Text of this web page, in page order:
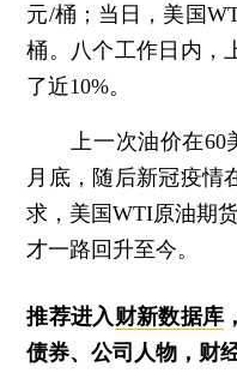
元/桶；当日，美国
桶。八个工作日内，
了近10%。
上一次油价在60美
月底，随后新冠疫情
求，美国WTI原油期
才一路回升至今。
推荐进入 财新数据库
债券、公司人物，财